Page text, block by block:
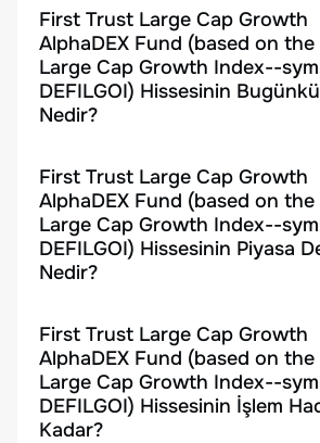
First Trust Large Cap Growth
AlphaDEX Fund (based on
Large Cap Growth Index--
DEFILGOI) Hissesinin
Nedir?
First Trust Large Cap Growth
AlphaDEX Fund (based on
Large Cap Growth Index--
DEFILGOI) Hissesinin Piyasa
Nedir?
First Trust Large Cap Growth
AlphaDEX Fund (based on
Large Cap Growth Index--
DEFILGOI) Hissesinin İşlem
Kadar?